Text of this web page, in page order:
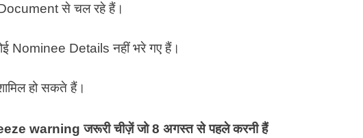
से चल रहे हैं।
Nominee Details नहीं भरे गए हैं।
हो सकते हैं।
warningजरूरी चीज़ें जो 8 अगस्त से पहले करनी हैं